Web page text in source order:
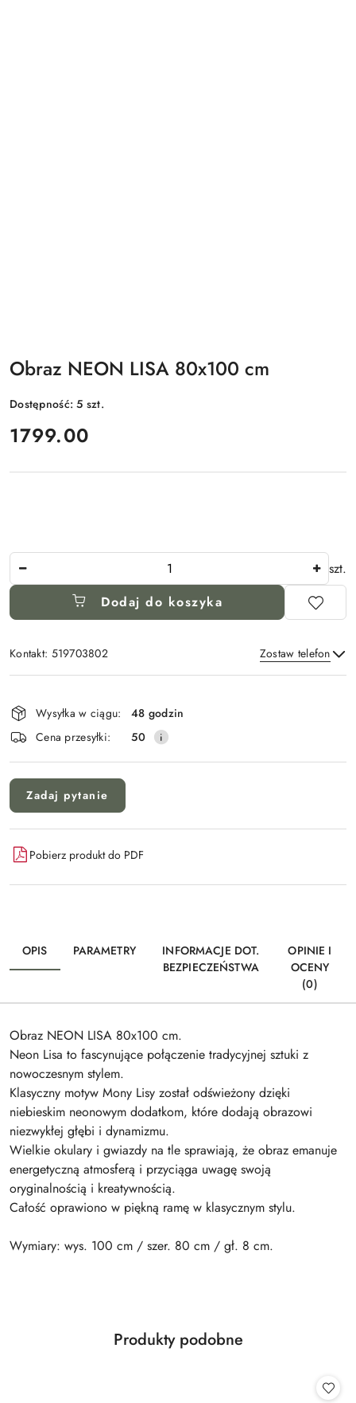
Obraz NEON LISA 80x100 cm
Dostępność:5 szt.
cena:
1799.00
szt.
Dodaj do koszyka
Kontakt: 519703802 Zostaw telefon
i
dostawa
Wysyłka w ciągu:
48 godzin
Cena przesyłki:
50
Zadaj pytanie
Pobierz produkt do PDF
OPIS PARAMETRY
INFORMACJE DOT.
BEZPIECZEŃSTWA
OPINIE I
OCENY
(0)
Obraz NEON LISA 80x100 cm.
Neon Lisa to fascynujące połączenie tradycyjnej sztuki z
nowoczesnym stylem.
Klasyczny motyw Mony Lisy został odświeżony dzięki
niebieskim neonowym dodatkom, które dodają obrazowi
niezwykłej głębi i dynamizmu.
Wielkie okulary i gwiazdy na tle sprawiają, że obraz emanuje
energetyczną atmosferą i przyciąga uwagę swoją
oryginalnością i kreatywnością.
Całość oprawiono w piękną ramę w klasycznym stylu.
Wymiary: wys. 100 cm / szer. 80 cm / gł. 8 cm.
Pomiń karuzelę produktów
Produkty
Produkty podobne